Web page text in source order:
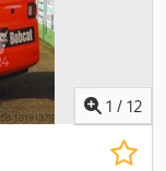
1 / 12